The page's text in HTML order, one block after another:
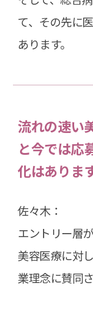
て、その先に
あります。
流れの速い
と今では応
化はありま
佐々木：
エントリー層
美容医療に対
業理念に賛同